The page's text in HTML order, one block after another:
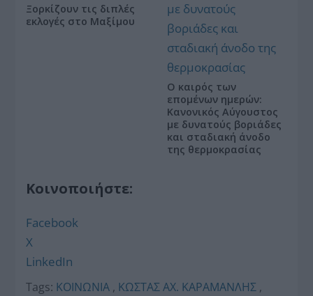
Ξορκίζουν τις διπλές
εκλογές στο Μαξίμου
Ο καιρός των
επομένων ημερών:
Κανονικός Αύγουστος
με δυνατούς βοριάδες
και σταδιακή άνοδο
της θερμοκρασίας
Κοινοποιήστε:
Facebook
X
LinkedIn
Tags: ΚΟΙΝΩΝΙΑ , ΚΩΣΤΑΣ ΑΧ. ΚΑΡΑΜΑΝΛΗΣ ,